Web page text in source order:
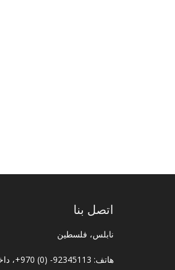
اتصل بنا
نابلس، فلسطين
هاتف: 92345113- (0) 970+، داخلي: 4321